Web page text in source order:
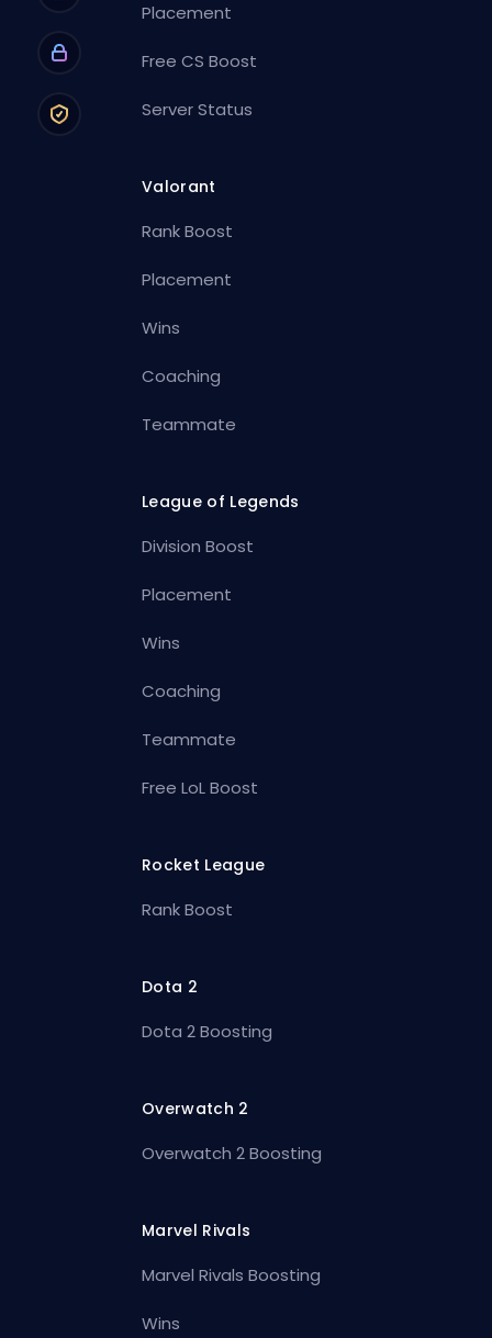
Placement
Free CS Boost
Server Status
Valorant
Rank Boost
Placement
Wins
Coaching
Teammate
League of Legends
Division Boost
Placement
Wins
Coaching
Teammate
Free LoL Boost
Rocket League
Rank Boost
Dota 2
Dota 2 Boosting
Overwatch 2
Overwatch 2 Boosting
Marvel Rivals
Marvel Rivals Boosting
Wins